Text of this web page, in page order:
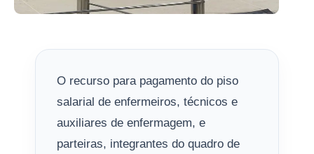
O recurso para pagamento do piso
salarial de enfermeiros, técnicos e
auxiliares de enfermagem, e
parteiras, integrantes do quadro de